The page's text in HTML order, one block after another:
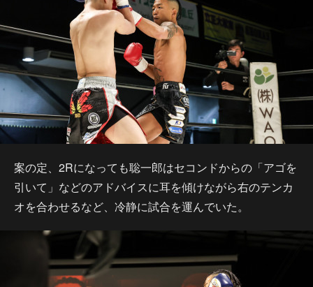
案の定、2Rになっても聡一郎はセコンドからの「アゴを
引いて」などのアドバイスに耳を傾けながら右のテンカ
オを合わせるなど、冷静に試合を運んでいた。